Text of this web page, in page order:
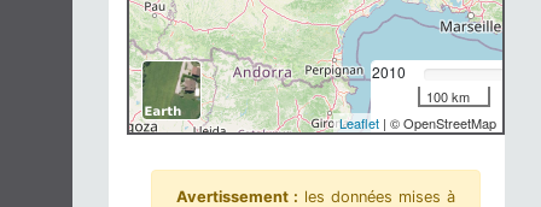
2010
100 km
Leaflet | © OpenStreetMap
Avertissement : les données mises à